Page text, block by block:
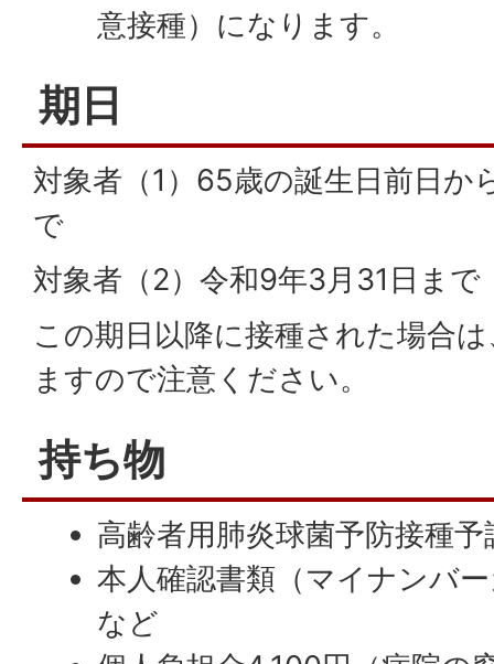
意接種）になります。
期日
対象者（1）65歳の誕生日前日か
で
対象者（2）令和9年3月31日まで
この期日以降に接種された場合
ますので注意ください。
持ち物
高齢者用肺炎球菌予防接種
本人確認書類（マイナンバ
など